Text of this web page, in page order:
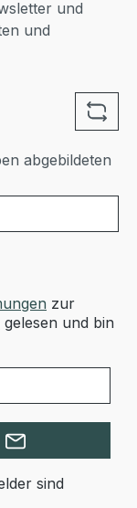
und
und
abgebildeten
zur
gelesen und bin
sind